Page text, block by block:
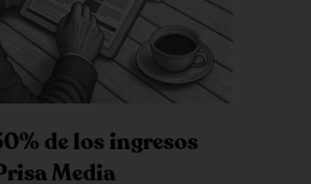
de los ingresos
Media